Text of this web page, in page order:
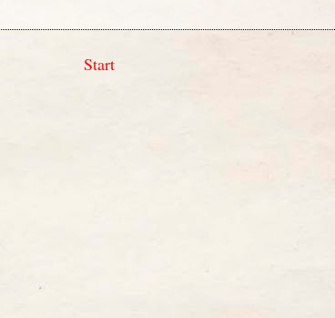
Start